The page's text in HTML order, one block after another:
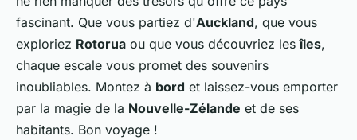
fascinant. Que vous partiez d'Auckland, que vous
exploriez Rotorua ou que vous découvriez lesîles,
chaque escale vous promet des souvenirs
inoubliables. Montez à bord et laissez-vous emporter
par la magie de la Nouvelle-Zélande et de ses
habitants. Bon voyage !